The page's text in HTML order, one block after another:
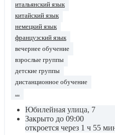
итальянский язык
китайский язык
немецкий язык
французский язык
вечернее обучение
взрослые группы
детские группы
дистанционное обучение
Юбилейная улица, 7
Закрыто до 09:00
откроется через 1 ч 55